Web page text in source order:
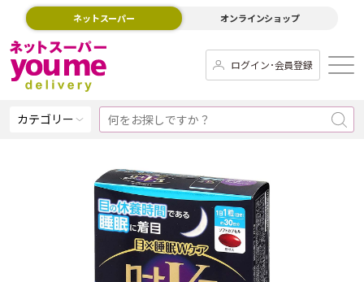
ネットスーパー オンラインショップ
ログイン･会員登録
カテゴリー